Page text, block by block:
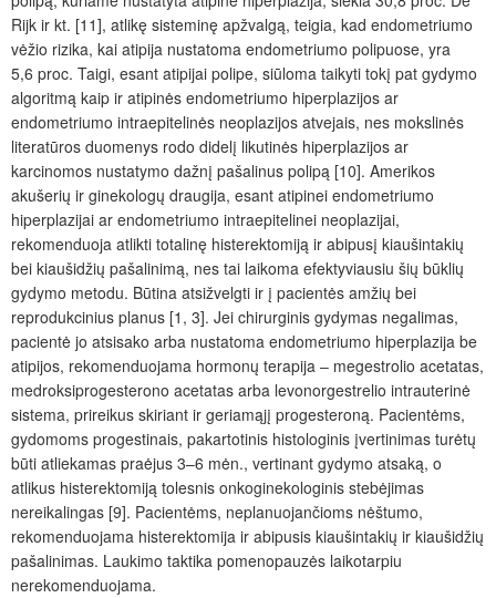
Rijk ir kt. [11], atlikę sisteminę apžvalgą, teigia, kad endometriumo
vėžio rizika, kai atipija nustatoma endometriumo polipuose, yra
5,6 proc. Taigi, esant atipijai polipe, siūloma taikyti tokį pat gydymo
algoritmą kaip ir atipinės endometriumo hiperplazijos ar
endometriumo intraepitelinės neoplazijos atvejais, nes mokslinės
literatūros duomenys rodo didelį likutinės hiperplazijos ar
karcinomos nustatymo dažnį pašalinus polipą [10]. Amerikos
akušerių ir ginekologų draugija, esant atipinei endometriumo
hiperplazijai ar endomet­riumo intraepitelinei neoplazijai,
rekomenduoja atlikti totalinę histerektomiją ir abipusį kiaušintakių
bei kiaušidžių pašalinimą, nes tai laikoma efektyviausiu šių būklių
gydymo metodu. Būtina atsižvelgti ir į pacientės amžių bei
reprodukcinius planus [1, 3]. Jei chirurginis gydymas negalimas,
pacientė jo atsisako arba nustatoma endometriumo hiperplazija be
atipijos, rekomenduojama hormonų terapija ‒ megestrolio acetatas,
medroksiprogesterono acetatas arba levonorgestrelio intrauterinė
sistema, prireikus skiriant ir geriamąjį progesteroną. Pacientėms,
gydomoms progestinais, pakartotinis histologinis įvertinimas turėtų
būti atliekamas praėjus 3–6 mėn., vertinant gydymo atsaką, o
atlikus histerektomiją tolesnis onkoginekologinis stebėjimas
nereikalingas [9]. Pacientėms, neplanuojančioms nėštumo,
rekomenduojama histerektomija ir abipusis kiaušintakių ir kiaušidžių
pašalinimas. Laukimo taktika pomenopauzės laikotarpiu
nerekomenduojama.